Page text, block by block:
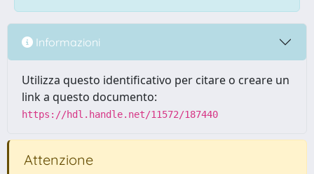
Informazioni
Utilizza questo identificativo per citare o creare un
link a questo documento:
https://hdl.handle.net/11572/187440
Attenzione